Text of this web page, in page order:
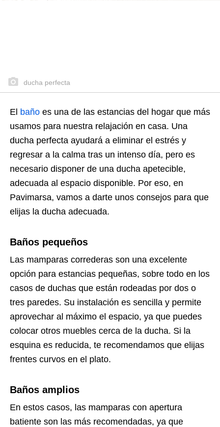
ducha perfecta
El baño es una de las estancias del hogar que más
usamos para nuestra relajación en casa. Una
ducha perfecta ayudará a eliminar el estrés y
regresar a la calma tras un intenso día, pero es
necesario disponer de una ducha apetecible,
adecuada al espacio disponible. Por eso, en
Pavimarsa, vamos a darte unos consejos para que
elijas la ducha adecuada.
Baños pequeños
Las mamparas correderas son una excelente
opción para estancias pequeñas, sobre todo en los
casos de duchas que están rodeadas por dos o
tres paredes. Su instalación es sencilla y permite
aprovechar al máximo el espacio, ya que puedes
colocar otros muebles cerca de la ducha. Si la
esquina es reducida, te recomendamos que elijas
frentes curvos en el plato.
Baños amplios
En estos casos, las mamparas con apertura
batiente son las más recomendadas, ya que